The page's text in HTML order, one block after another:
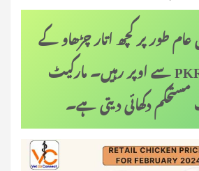
طور پر کچھ اتار چڑھاو کے
ساتھ 600 PKR/kg سے اوپر رہیں۔ مارکیٹ
دکھائی دیتی ہے۔